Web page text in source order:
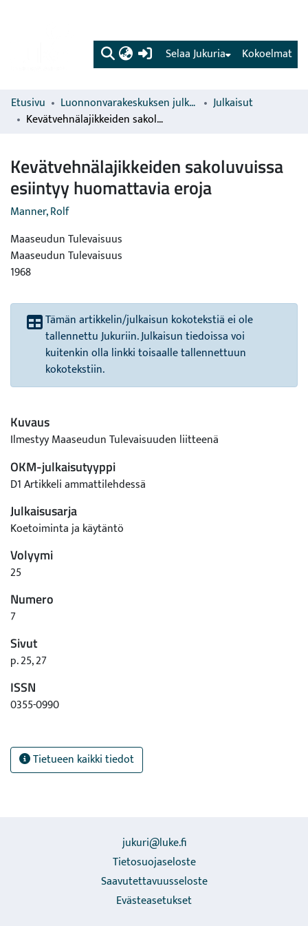
(current) Kokoelmat
Selaa Jukuria
Etusivu Luonnonvarakeskuksen julkaisut
Julkaisut
Kevätvehnälajikkeiden sakoluvuissa esiintyy huomattavia eroja
Kevätvehnälajikkeiden sakoluvuissa
esiintyy huomattavia eroja
Manner, Rolf
Maaseudun Tulevaisuus
Maaseudun Tulevaisuus
1968
Tämän artikkelin/julkaisun kokotekstiä ei ole
tallennettu Jukuriin. Julkaisun tiedoissa voi
kuitenkin olla linkki toisaalle tallennettuun
kokotekstiin.
Kuvaus
Ilmestyy Maaseudun Tulevaisuuden liitteenä
OKM-julkaisutyyppi
D1 Artikkeli ammattilehdessä
Julkaisusarja
Koetoiminta ja käytäntö
Volyymi
25
Numero
7
Sivut
p. 25, 27
ISSN
0355-0990
Tietueen kaikki tiedot
jukuri@luke.fi
Tietosuojaseloste
Saavutettavuusseloste
Evästeasetukset